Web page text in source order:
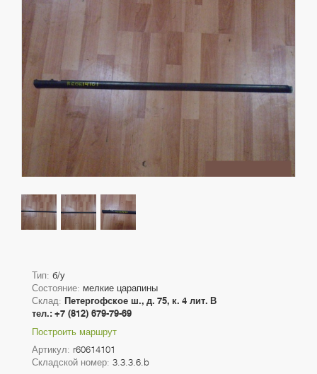
Тип: б/у
Состояние: мелкие царапины
Склад: Петергофское ш., д. 75, к. 4 лит. В
тел.: +7 (812) 679-79-69
Построить маршрут
Артикул: r60614101
Складской номер: 3.3.3.6.b